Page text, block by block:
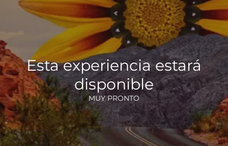
Esta experiencia estará
disponible
MUY PRONTO